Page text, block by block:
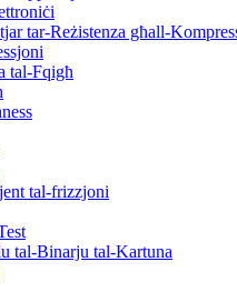
tar-Reżistenza għall-
tal-Fqigħ
tal-frizzjoni
tal-Binarju tal-Kartuna